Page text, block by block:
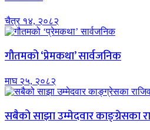
चैत्र १४, २०८२
गौतमको ‘प्रेमकथा’ सार्वजनिक
माघ २५, २०८२
सबैको साझा उम्मेदवार काङ्ग्रेसका